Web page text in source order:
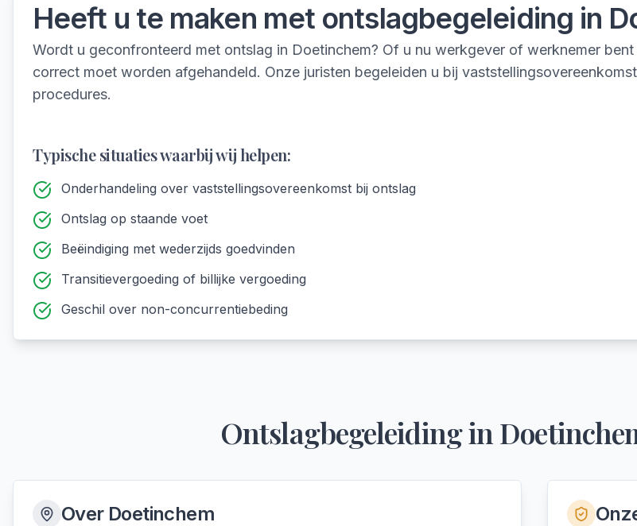
Heeft u te maken met ontslagbegeleiding in
Wordt u geconfronteerd met ontslag in Doetinchem? Of u nu werkgever of werknemer
correct moet worden afgehandeld. Onze juristen begeleiden u bij
procedures.
Typische situaties waarbij wij helpen:
Onderhandeling over vaststellingsovereenkomst bij ontslag
Ontslag op staande voet
Beëindiging met wederzijds goedvinden
Transitievergoeding of billijke vergoeding
Geschil over non-concurrentiebeding
Ontslagbegeleidingin
Over Doetinchem